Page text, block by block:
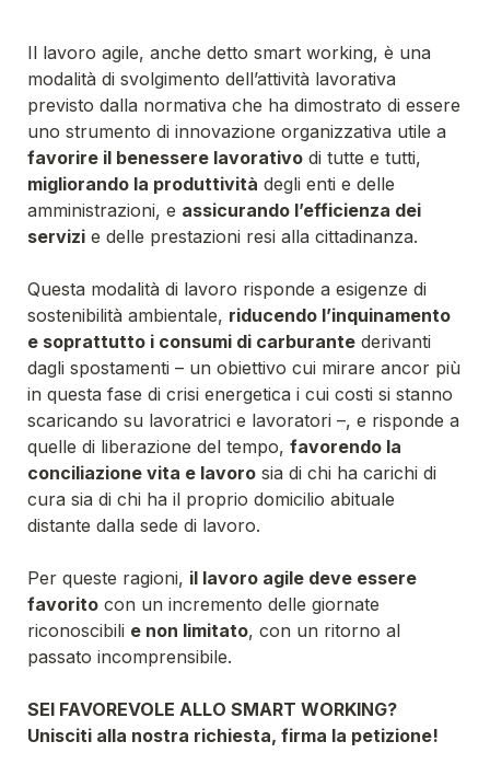
Il lavoro agile, anche detto smart working, è una
modalità di svolgimento dell’attività lavorativa
previsto dalla normativa che ha dimostrato di essere
favorire il benessere lavorativo
migliorando la produttività degli enti e delle
amministrazioni, e assicurando l’efficienza dei
servizi
Questa modalità di lavoro risponde a esigenze di
sostenibilità ambientale, riducendo l’inquinamento
e soprattutto i consumi di carburante derivanti
dagli spostamenti – un obiettivo cui mirare ancor più
in questa fase di crisi energetica i cui costi si stanno
scaricando su lavoratrici e lavoratori –, e risponde a
quelle di liberazione del tempo, favorendo la
conciliazione vita e lavoro sia di chi ha carichi di
cura sia di chi ha il proprio domicilio abituale
Per queste ragioni, il lavoro agile deve essere
favorito con un incremento delle giornate
riconoscibili e non limitato, con un ritorno al
Unisciti alla nostra richiesta, firma la petizione!